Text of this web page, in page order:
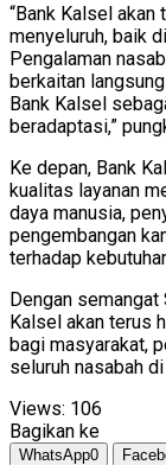
“Bank Kalsel
menyeluruh, baik
Pengalaman
berkaitan
Bank Kalsel
beradaptasi,”
Ke depan, Bank
kualitas layanan
daya manusia,
pengembangan
terhadap
Dengan semangat
Kalsel akan terus
bagi masyarakat,
seluruh nasabah
Views: 106
Bagikan ke
WhatsApp0